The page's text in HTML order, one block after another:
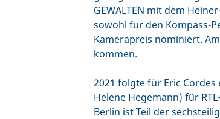
GEWALTEN mit dem
sowohl für den Kompass-
Kamerapreis nominiert.
kommen.
2021 folgte für Eric Cordes
Helene Hegemann) für
Berlin ist Teil der